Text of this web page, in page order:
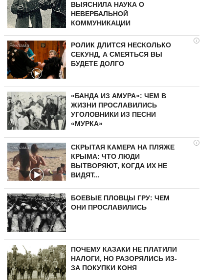
ВЫЯСНИЛА НАУКА О
НЕВЕРБАЛЬНОЙ
КОММУНИКАЦИИ
i
РОЛИК ДЛИТСЯ НЕСКОЛЬКО
СЕКУНД, А СМЕЯТЬСЯ ВЫ
БУДЕТЕ ДОЛГО
«БАНДА ИЗ АМУРА»: ЧЕМ В
ЖИЗНИ ПРОСЛАВИЛИСЬ
УГОЛОВНИКИ ИЗ ПЕСНИ
«МУРКА»
i
СКРЫТАЯ КАМЕРА НА ПЛЯЖЕ
КРЫМА: ЧТО ЛЮДИ
ВЫТВОРЯЮТ, КОГДА ИХ НЕ
ВИДЯТ...
БОЕВЫЕ ПЛОВЦЫ ГРУ: ЧЕМ
ОНИ ПРОСЛАВИЛИСЬ
ПОЧЕМУ КАЗАКИ НЕ ПЛАТИЛИ
НАЛОГИ, НО РАЗОРЯЛИСЬ ИЗ-
ЗА ПОКУПКИ КОНЯ